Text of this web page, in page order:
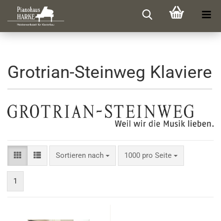
Grotrian-Steinweg Klaviere
Sortieren nach
Sortieren nach 1000 pro Seite
pro Seite
1